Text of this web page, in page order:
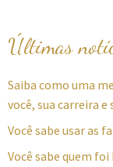
Últimas
Saiba como uma
você, sua carreira e
Você sabe usar as
Você sabe quem foi